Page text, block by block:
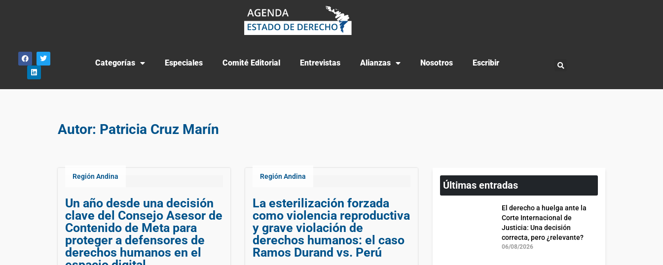
Categorías Especiales Comité Editorial Entrevistas Alianzas Nosotros Escribir
Autor: Patricia Cruz Marín
Región Andina
Un año desde una decisión
clave del Consejo Asesor de
Contenido de Meta para
proteger a defensores de
derechos humanos en el
Región Andina
La esterilización forzada
como violencia reproductiva
y grave violación de
derechos humanos: el caso
Ramos Durand vs. Perú
Últimas entradas
El derecho a huelga ante la
Corte Internacional de
Justicia: Una decisión
correcta, pero ¿relevante?
06/08/2026